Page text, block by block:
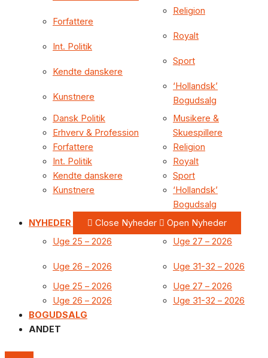
Forfattere
Int. Politik
Kendte danskere
Kunstnere
Religion
Royalt
Sport
‘Hollandsk’
Bogudsalg
Dansk Politik
Erhverv & Profession
Forfattere
Int. Politik
Kendte danskere
Kunstnere
Musikere &
Skuespillere
Religion
Royalt
Sport
‘Hollandsk’
Bogudsalg
NYHEDER
Close Nyheder
Open Nyheder
Uge 25 – 2026
Uge 26 – 2026
Uge 27 – 2026
Uge 31-32 – 2026
Uge 25 – 2026
Uge 26 – 2026
Uge 27 – 2026
Uge 31-32 – 2026
BOGUDSALG
ANDET